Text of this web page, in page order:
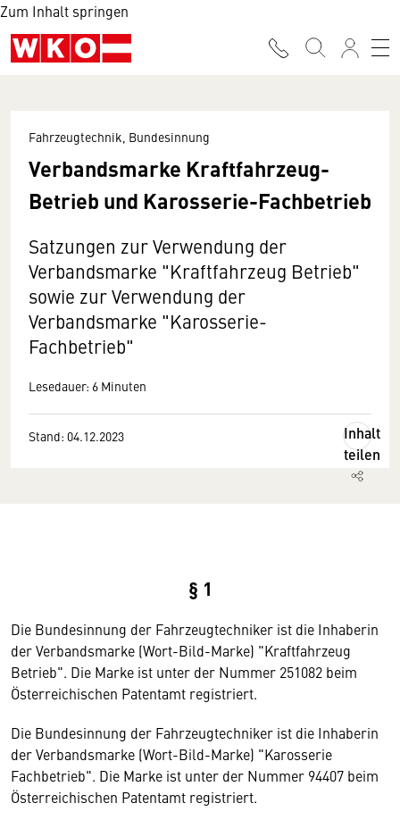
Zum Inhalt springen
Fahrzeugtechnik, Bundesinnung
Verbandsmarke Kraftfahrzeug-
Betrieb und Karosserie-Fachbetrieb
Satzungen zur Verwendung der
Verbandsmarke "Kraftfahrzeug Betrieb"
sowie zur Verwendung der
Verbandsmarke "Karosserie-
Fachbetrieb"
Lesedauer: 6 Minuten
Stand: 04.12.2023
Inhalt
teilen
§ 1
Die Bundesinnung der Fahrzeugtechniker ist die Inhaberin
der Verbandsmarke (Wort-Bild-Marke) "Kraftfahrzeug
Betrieb". Die Marke ist unter der Nummer 251082 beim
Österreichischen Patentamt registriert.
Die Bundesinnung der Fahrzeugtechniker ist die Inhaberin
der Verbandsmarke (Wort-Bild-Marke) "Karosserie
Fachbetrieb". Die Marke ist unter der Nummer 94407 beim
Österreichischen Patentamt registriert.